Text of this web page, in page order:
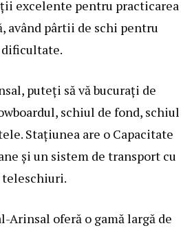
excelente pentru practicarea
având pârtii de schi pentru
puteți să vă bucurați de
schiul de fond, schiul
Stațiunea are o Capacitate
și un sistem de transport cu
teleschiuri.
Arinsal oferă o gamă largă de